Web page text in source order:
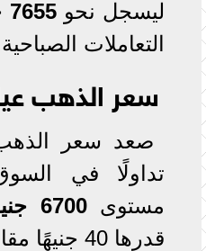
ليسجل نحو7655 جنيهًا للجرام
التعاملات
سعر الذهب عيار 21
تداولًا في
مستوى6700 جنيه للجرام
قدرها 40 جنيهًا مقارنة بأسعار أمس.